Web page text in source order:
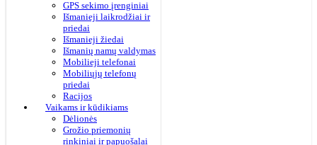
GPS sekimo įrenginiai
Išmanieji laikrodžiai ir
priedai
Išmanieji žiedai
Išmanių namų valdymas
Mobilieji telefonai
Mobiliųjų telefonų
priedai
Racijos
Vaikams ir kūdikiams
Dėlionės
Grožio priemonių
rinkiniai ir papuošalai